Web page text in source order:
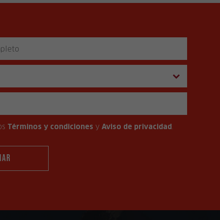
Términos y condiciones y Aviso de privacidad.